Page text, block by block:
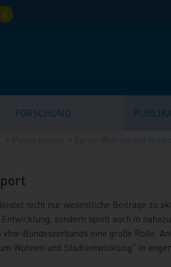
0
FORSCHUNG
Publikationen Forum Wohnen und
nicht nur wesentliche Beiträge zu
sondern spielt auch in
Bundesverbands eine große Rolle.
Wohnen und Stadtentwicklung“ in
Sportbund (DOSB) zu